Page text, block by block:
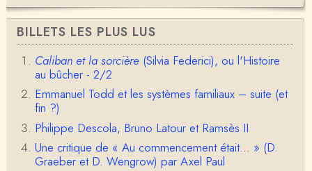
anne hebrard
Bonjour, peut-on trouver maintenant le manuscrit d'Al
ain Testart de 2009, souvent cité ?
Claude Julien
Bonjour Monsieur,Récent abonné à votre blog, je vi
ens de lire votre dernière publication, qui m’a be…
Anonymous
1° Le message subliminal est celui-ci: il y a un sché
ma évolutif des sociétés, avec des stades infér…
BILLETS LES PLUS LUS
Caliban et la sorcière(Silvia Federici), ou l'Histoire
au bûcher - 2/2
Emmanuel Todd et les systèmes familiaux – suite (et
fin ?)
Philippe Descola, Bruno Latour et Ramsès II
Une critique de « Au commencement était... » (D.
Graeber et D. Wengrow) par Axel Paul